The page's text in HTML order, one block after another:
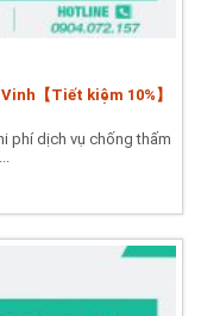
【Tiết kiệm 10%】
phí dịch vụ chống thấm